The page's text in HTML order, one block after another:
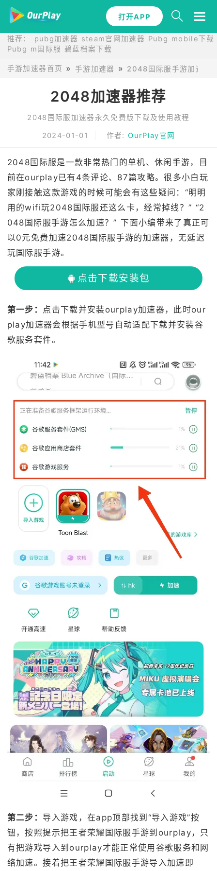
打开APP
推荐： pubg加速器 steam官网加速器 Pubg mobile下载
Pubg m国际服 碧蓝档案下载
手游加速器首页 手游加速器 2048国际服手游加速器
2048加速器推荐
2048国际服加速器永久免费版下载及使用教程
2024-01-01 作者: OurPlay官网
2048国际服是一款非常热门的单机、休闲手游，目
前在ourplay已有4条评论、87篇攻略。很多小白玩
家刚接触这款游戏的时候可能会有这些疑问：“明明
用的wifi玩2048国际服还这么卡，经常掉线？” “2
048国际服手游怎么加速？” 下面小编带来了真正可
以0元免费加速2048国际服手游的加速器，无延迟
玩国际服手游。
点击下载安装包
第一步： 点击下载并安装ourplay加速器，此时our
play加速器会根据手机型号自动适配下载并安装谷
歌服务套件。
第二步： 导入游戏，在app顶部找到“导入游戏”按
钮，按照提示把王者荣耀国际服手游到ourplay，只
有把游戏导入到ourplay才能正常使用谷歌服务和网
络加速。接着把王者荣耀国际服手游导入加速即